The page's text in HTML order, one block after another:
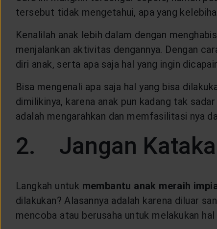
tersebut tidak mengetahui, apa yang
Kenalilah anak lebih dalam dengan
menjalankan aktivitas dengannya. Dengan
diri anak, serta apa saja hal yang ingin
Bisa mengenali apa saja hal yang bisa
dimilikinya, karena anak pun kadang tak
adalah mengarahkan dan memfasilitasi nya
2. Jangan
Langkah untuk membantu anak meraih
dilakukan? Alasannya adalah karena diluar
mencoba atau berusaha untuk melakukan
ABOUT GENERALI
EVENTS
KEAGENAN